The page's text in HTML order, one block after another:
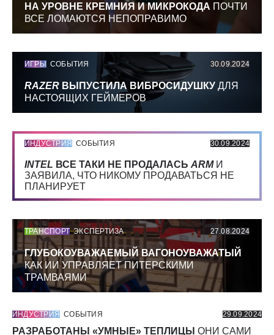
НА УРОВНЕ КРЕМНИЯ И МИКРОКОДА ПОЧТИ
ВСЕ ЛОМАЮТСЯ НЕПОПРАВИМО
ИГРЫ СОБЫТИЯ 30.09.2024
RAZER ВЫПУСТИЛА ВИБРОСИДУШКУ ДЛЯ
НАСТОЯЩИХ ГЕЙМЕРОВ
ИНДУСТРИЯ СОБЫТИЯ 30.09.2024
INTEL ВСЕ ТАКИ НЕ ПРОДАЛАСЬ ARMИ
ЗАЯВИЛА, ЧТО НИКОМУ ПРОДАВАТЬСЯ НЕ
ПЛАНИРУЕТ
ТРАНСПОРТ ЭКСПЕРТИЗА 27.08.2024
ГЛУБОКОУВАЖАЕМЫЙ ВАГОНОУВАЖАТЫЙ
КАК ИИ УПРАВЛЯЕТ ПИТЕРСКИМИ
ТРАМВАЯМИ
ИНДУСТРИЯ СОБЫТИЯ 29.09.2024
РАЗРАБОТАНЫ «УМНЫЕ» ТЕПЛИЦЫ ОНИ САМИ